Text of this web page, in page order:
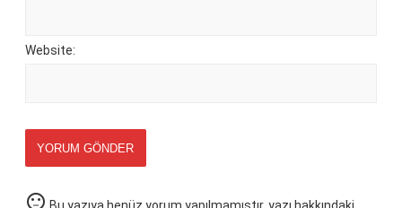
Website:
YORUM GÖNDER
sentiment_neutral